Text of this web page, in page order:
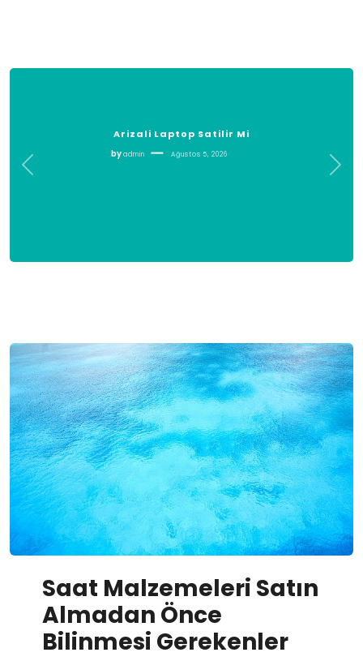
Arizali Laptop Satilir Mi
byadmin Ağustos 5, 2026
Saat Malzemeleri Satın
Almadan Önce
Bilinmesi Gerekenler